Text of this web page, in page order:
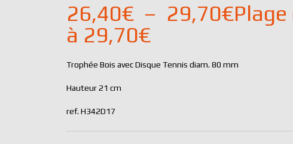
26,40€ – 29,70€
à 29,70€
Trophée Bois avec Disque Tennis diam. 80 mm
Hauteur 21 cm
ref. H342D17